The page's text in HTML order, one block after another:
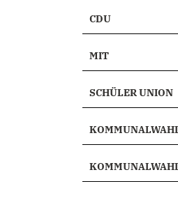
CDU
MIT
SCHÜLER UNION